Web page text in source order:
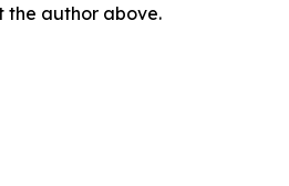
the author above.